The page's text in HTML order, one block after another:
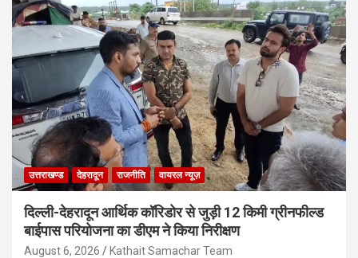
उत्तराखण्ड देहरादून राजनीति वायरल न्यूज़
दिल्ली-देहरादून आर्थिक कॉरिडोर से जुड़ी 12 किमी ग्रीनफील्ड
बाईपास परियोजना का डीएम ने किया निरीक्षण
August 6, 2026 Kathait Samachar Team